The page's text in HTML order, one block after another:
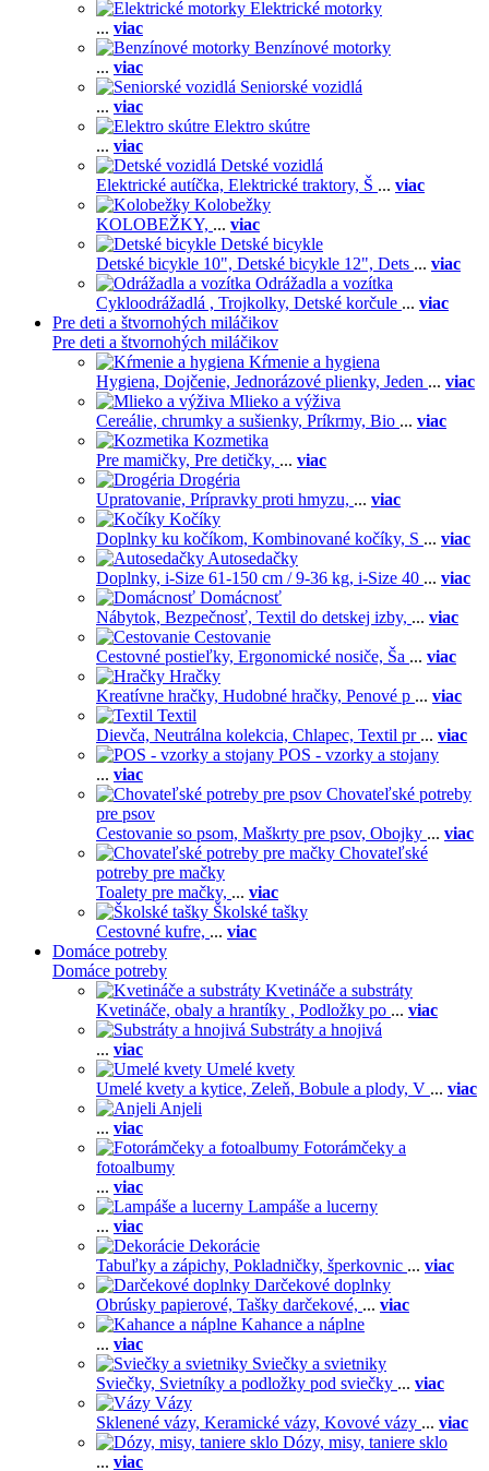
Elektrické motorky
... viac
Benzínové motorky
... viac
Seniorské vozidlá
... viac
Elektro skútre
... viac
Detské vozidlá
Elektrické autíčka, Elektrické traktory, Š ... viac
Kolobežky
KOLOBEŽKY, ... viac
Detské bicykle
Detské bicykle 10", Detské bicykle 12", Dets ... viac
Odrážadla a vozítka
Cykloodrážadlá , Trojkolky, Detské korčule ... viac
Pre deti a štvornohých miláčikov
Pre deti a štvornohých miláčikov
Kŕmenie a hygiena
Hygiena, Dojčenie, Jednorázové plienky, Jeden ... viac
Mlieko a výživa
Cereálie, chrumky a sušienky, Príkrmy, Bio ... viac
Kozmetika
Pre mamičky, Pre detičky, ... viac
Drogéria
Upratovanie, Prípravky proti hmyzu, ... viac
Kočíky
Doplnky ku kočíkom, Kombinované kočíky, S ... viac
Autosedačky
Doplnky, i-Size 61-150 cm / 9-36 kg, i-Size 40 ... viac
Domácnosť
Nábytok, Bezpečnosť, Textil do detskej izby, ... viac
Cestovanie
Cestovné postieľky, Ergonomické nosiče, Ša ... viac
Hračky
Kreatívne hračky, Hudobné hračky, Penové p ... viac
Textil
Dievča, Neutrálna kolekcia, Chlapec, Textil pr ... viac
POS - vzorky a stojany
... viac
Chovateľské potreby
pre psov
Cestovanie so psom, Maškrty pre psov, Obojky ... viac
Chovateľské
potreby pre mačky
Toalety pre mačky, ... viac
Školské tašky
Cestovné kufre, ... viac
Domáce potreby
Domáce potreby
Kvetináče a substráty
Kvetináče, obaly a hrantíky , Podložky po ... viac
Substráty a hnojivá
... viac
Umelé kvety
Umelé kvety a kytice, Zeleň, Bobule a plody, V ... viac
Anjeli
... viac
Fotorámčeky a
fotoalbumy
... viac
Lampáše a lucerny
... viac
Dekorácie
Tabuľky a zápichy, Pokladničky, šperkovnic ... viac
Darčekové doplnky
Obrúsky papierové, Tašky darčekové, ... viac
Kahance a náplne
... viac
Sviečky a svietniky
Sviečky, Svietníky a podložky pod sviečky ... viac
Vázy
Sklenené vázy, Keramické vázy, Kovové vázy ... viac
Dózy, misy, taniere sklo
... viac